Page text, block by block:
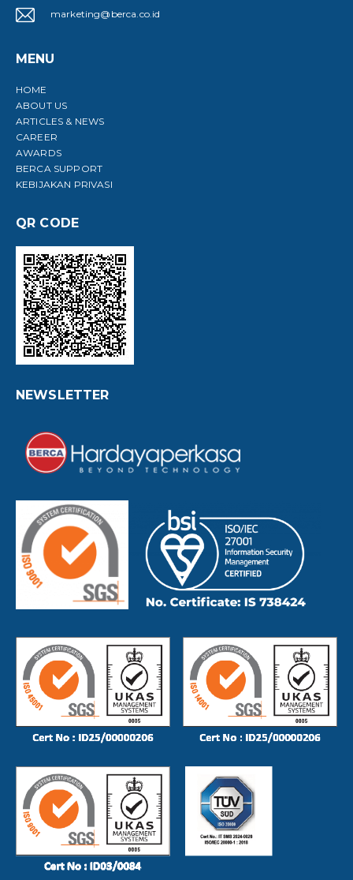
marketing@berca.co.id
MENU
HOME
ABOUT US
ARTICLES & NEWS
CAREER
AWARDS
BERCA SUPPORT
KEBIJAKAN PRIVASI
QR CODE
NEWSLETTER